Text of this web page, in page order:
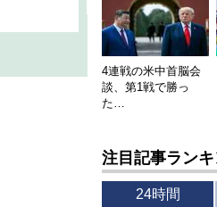
4連戦の米中首脳会
談、第1戦で勝っ
た…
注目記事ラン
24時間